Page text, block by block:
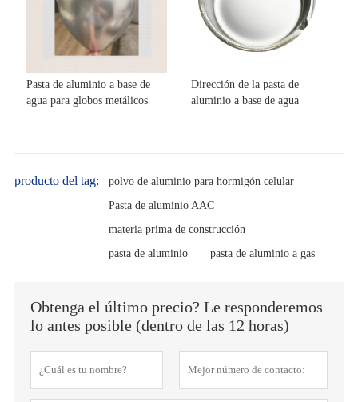
Pasta de aluminio a base de
agua para globos metálicos
Dirección de la pasta de
aluminio a base de agua
producto del tag:
polvo de aluminio para hormigón celular
Pasta de aluminio AAC
materia prima de construcción
pasta de aluminio
pasta de aluminio a gas
Obtenga el último precio? Le responderemos
lo antes posible (dentro de las 12 horas)